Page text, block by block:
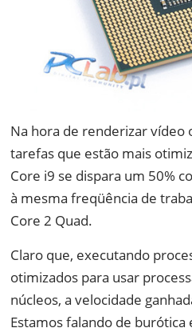
Na hora de renderizar vídeo
tarefas que estão mais
Core i9 se dispara um 50%
à mesma freqüência de
Core 2 Quad.
Claro que, executando
otimizados para usar
núcleos, a velocidade
Estamos falando de